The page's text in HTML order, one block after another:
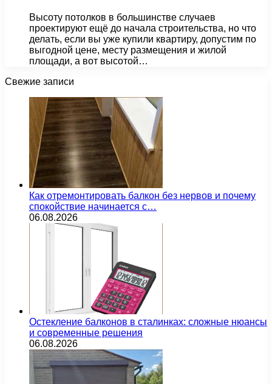
Высоту потолков в большинстве случаев
проектируют ещё до начала строительства, но что
делать, если вы уже купили квартиру, допустим по
выгодной цене, месту размещения и жилой
площади, а вот высотой…
Свежие записи
Как отремонтировать балкон без нервов и почему
спокойствие начинается с…
06.08.2026
Остекление балконов в сталинках: сложные нюансы
и современные решения
06.08.2026